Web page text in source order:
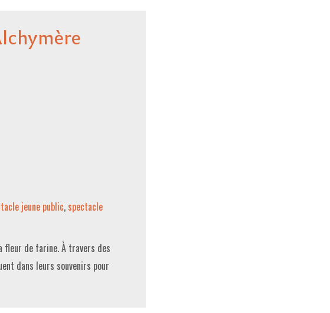
jeune public, spectacle
fleur de farine. À travers des
dans leurs souvenirs pour